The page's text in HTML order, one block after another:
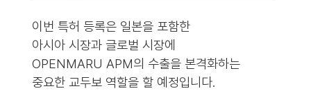
이번 특허 등록은 일본을 포함한
아시아 시장과 글로벌 시장에
OPENMARU APM의 수출을 본격화하는
중요한 교두보 역할을 할 예정입니다.